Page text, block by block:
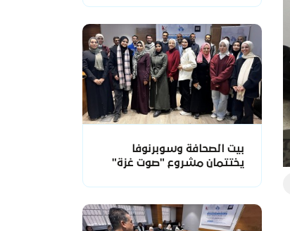
بيت الصحافة وسوبرنوفا
يختتمان مشروع "صوت غزة"